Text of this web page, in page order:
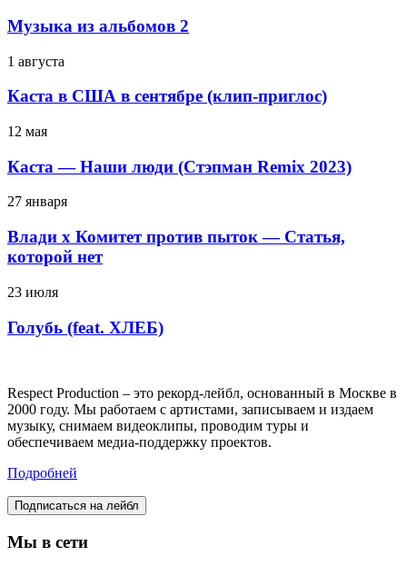
Музыка из альбомов 2
1 августа
Каста в США в сентябре (клип-приглос)
12 мая
Каста — Наши люди (Стэпман Remix 2023)
27 января
Влади х Комитет против пыток — Статья,
которой нет
23 июля
Голубь (feat. ХЛЕБ)
Respect Production – это рекорд-лейбл, основанный в Москве в
2000 году. Мы работаем с артистами, записываем и издаем
музыку, снимаем видеоклипы, проводим туры и
обеспечиваем медиа-поддержку проектов.
Подробней
Подписаться на лейбл
Мы в сети